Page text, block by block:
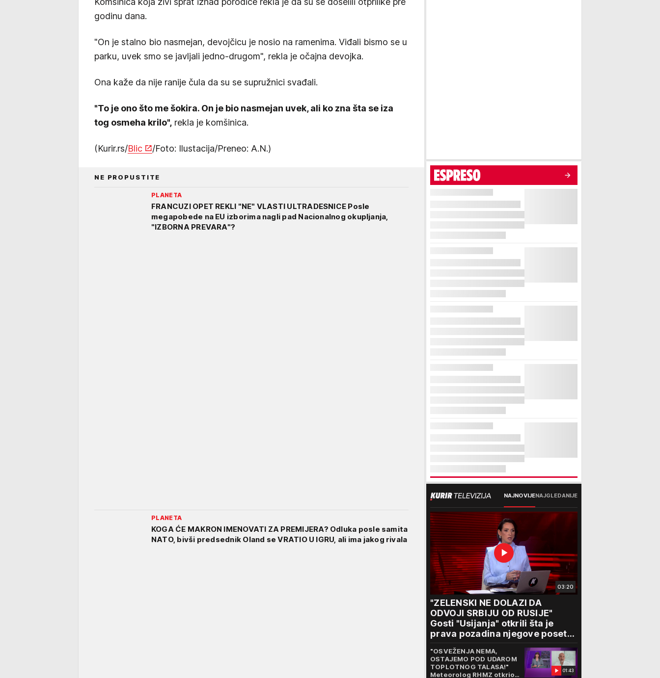
godinu dana.
"On je stalno bio nasmejan, devojčicu je nosio na ramenima. Viđali bismo se u
parku, uvek smo se javljali jedno-drugom", rekla je očajna devojka.
Ona kaže da nije ranije čula da su se supružnici svađali.
"To je ono što me šokira. On je bio nasmejan uvek, ali ko zna šta se iza
tog osmeha krilo", rekla je komšinica.
(Kurir.rs/Blic /Foto: Ilustacija/Preneo: A.N.)
NE PROPUSTITE
PLANETA
FRANCUZI OPET REKLI "NE" VLASTI ULTRADESNICE Posle
megapobede na EU izborima nagli pad Nacionalnog okupljanja,
"IZBORNA PREVARA"?
PLANETA
KOGA ĆE MAKRON IMENOVATI ZA PREMIJERA? Odluka posle samita
NATO, bivši predsednik Oland se VRATIO U IGRU, ali ima jakog rivala
NAJNOVIJENAJGLEDANIJE
03:20
"ZELENSKI NE DOLAZI DA
ODVOJI SRBIJU OD RUSIJE"
Gosti "Usijanja" otkrili šta je
prava pozadina njegove posete
Beogradu
01:43
"OSVEŽENJA NEMA,
OSTAJEMO POD UDAROM
TOPLOTNOG TALASA!"
Meteorolog RHMZ otkrio